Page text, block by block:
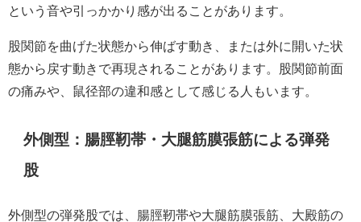
という音や引っかかり感が出ることがあります。
股関節を曲げた状態から伸ばす動き、または外に開いた状
態から戻す動きで再現されることがあります。股関節前面
の痛みや、鼠径部の違和感として感じる人もいます。
外側型：腸脛靭帯・大腿筋膜張筋による弾発
股
外側型の弾発股では、腸脛靭帯や大腿筋膜張筋、大殿筋の